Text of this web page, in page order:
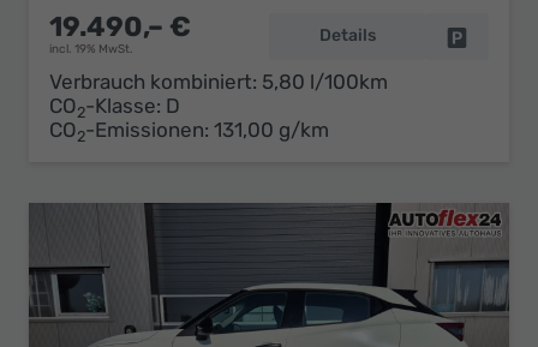
19.490,– €
incl. 19% MwSt.
Details
Verbrauch kombiniert: 5,80 l/100km
CO2-Klasse: D
CO2-Emissionen: 131,00 g/km